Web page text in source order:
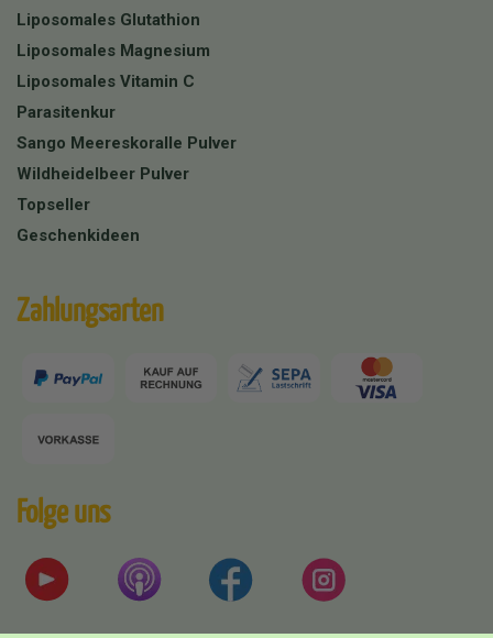
Liposomales Glutathion
Liposomales Magnesium
Liposomales Vitamin C
Parasitenkur
Sango Meereskoralle Pulver
Wildheidelbeer Pulver
Topseller
Geschenkideen
Zahlungsarten
Folge uns